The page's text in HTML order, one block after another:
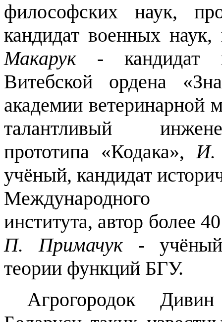
философских наук,
кандидат военных наук,
Макарук -кандидат
Витебской ордена
академии ветеринарной
талантливый
прототипа «Кодака»,И.
учёный, кандидат
Международного
института, автор более
П. Примачук- учёный-
теории функций БГУ.
Агрогородок